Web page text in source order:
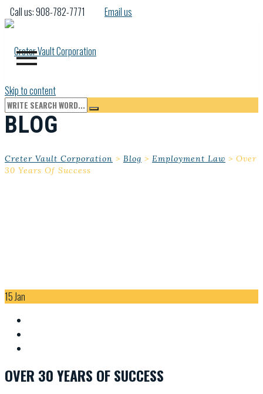
Call us: 908-782-7771 Email us
Skip to content
BLOG
Creter Vault Corporation > Blog > Employment Law > Over
30 Years Of Success
15 Jan
OVER 30 YEARS OF SUCCESS